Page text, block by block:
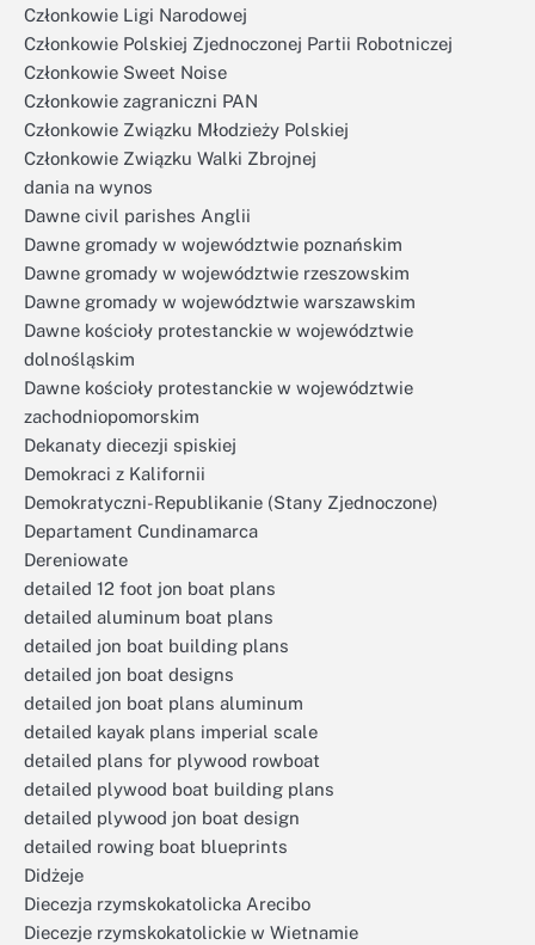
Członkowie Ligi Narodowej
Członkowie Polskiej Zjednoczonej Partii Robotniczej
Członkowie Sweet Noise
Członkowie zagraniczni PAN
Członkowie Związku Młodzieży Polskiej
Członkowie Związku Walki Zbrojnej
dania na wynos
Dawne civil parishes Anglii
Dawne gromady w województwie poznańskim
Dawne gromady w województwie rzeszowskim
Dawne gromady w województwie warszawskim
Dawne kościoły protestanckie w województwie
dolnośląskim
Dawne kościoły protestanckie w województwie
zachodniopomorskim
Dekanaty diecezji spiskiej
Demokraci z Kalifornii
Demokratyczni-Republikanie (Stany Zjednoczone)
Departament Cundinamarca
Dereniowate
detailed 12 foot jon boat plans
detailed aluminum boat plans
detailed jon boat building plans
detailed jon boat designs
detailed jon boat plans aluminum
detailed kayak plans imperial scale
detailed plans for plywood rowboat
detailed plywood boat building plans
detailed plywood jon boat design
detailed rowing boat blueprints
Didżeje
Diecezja rzymskokatolicka Arecibo
Diecezje rzymskokatolickie w Wietnamie